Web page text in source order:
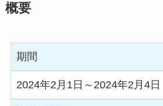
概要
期間
2024年2月1日～2024年2月4日